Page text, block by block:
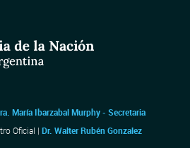
María Ibarzabal Murphy - Secretaria
Oficial | Dr. Walter Rubén Gonzalez